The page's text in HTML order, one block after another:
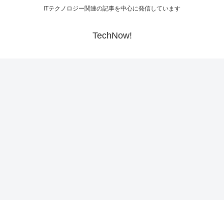
ITテクノロジー関連の記事を中心に発信しています
TechNow!